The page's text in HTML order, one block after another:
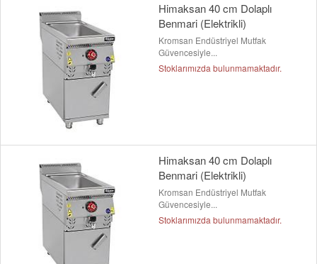
Himaksan 40 cm Dolaplı
Benmari (Elektrikli)
Kromsan Endüstriyel Mutfak
Güvencesiyle...
Stoklarımızda bulunmamaktadır.
Himaksan 40 cm Dolaplı
Benmari (Elektrikli)
Kromsan Endüstriyel Mutfak
Güvencesiyle...
Stoklarımızda bulunmamaktadır.